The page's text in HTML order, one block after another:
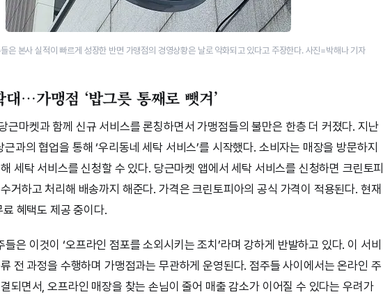
은 본사 실적이 빠르게 성장한 반면 가맹점의 경영상황은 날로 악화되고 있다고 주장한다. 사진=박해나 기자
…가맹점 ‘밥그릇 통째로 뺏겨’
근마켓과 함께 신규 서비스를 론칭하면서 가맹점들의 불만은 한층 더 커졌다. 지난
과의 협업을 통해 ‘우리동네 세탁 서비스’를 시작했다. 소비자는 매장을 방문하지
세탁 서비스를 신청할 수 있다. 당근마켓 앱에서 세탁 서비스를 신청하면 크린토피
거하고 처리해 배송까지 해준다. 가격은 크린토피아의 공식 가격이 적용된다. 현재
혜택도 제공 중이다.
은 이것이 ‘오프라인 점포를 소외시키는 조치’라며 강하게 반발하고 있다. 이 서비
전 과정을 수행하며 가맹점과는 무관하게 운영된다. 점주들 사이에서는 온라인 주
되면서, 오프라인 매장을 찾는 손님이 줄어 매출 감소가 이어질 수 있다는 우려가